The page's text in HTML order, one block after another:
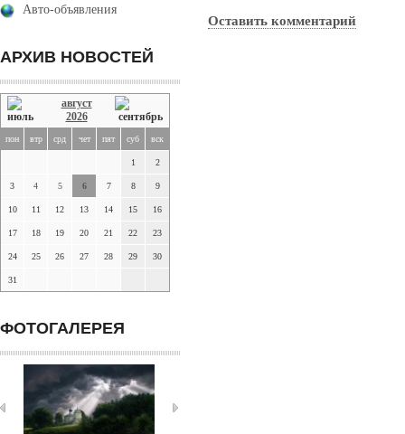
Авто-объявления
АРХИВ НОВОСТЕЙ
август
2026
пон втр срд чет пят суб вск
1 2
3 4 5 6 7 8 9
10 11 12 13 14 15 16
17 18 19 20 21 22 23
24 25 26 27 28 29 30
31
ФОТОГАЛЕРЕЯ
Оставить комментарий